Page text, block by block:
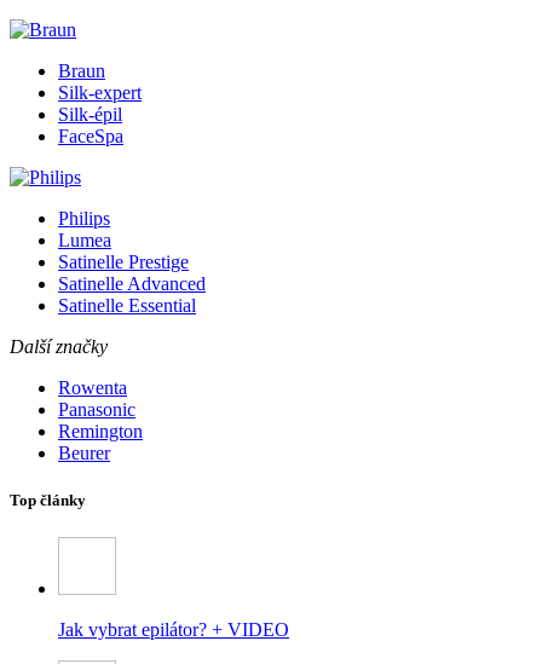
Braun
Silk-expert
Silk-épil
FaceSpa
Philips
Lumea
Satinelle Prestige
Satinelle Advanced
Satinelle Essential
Další značky
Rowenta
Panasonic
Remington
Beurer
Top články
Jak vybrat epilátor? + VIDEO